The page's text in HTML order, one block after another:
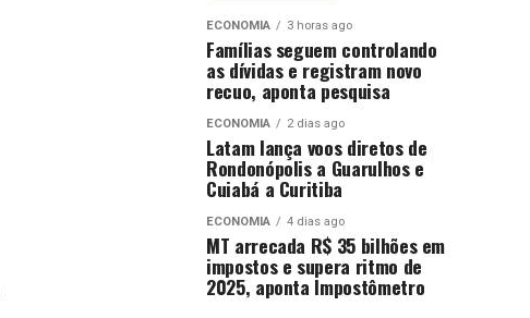
ECONOMIA 3 horas ago
Famílias seguem controlando
as dívidas e registram novo
recuo, aponta pesquisa
ECONOMIA 2 dias ago
Latam lança voos diretos de
Rondonópolis a Guarulhos e
Cuiabá a Curitiba
ECONOMIA 4 dias ago
MT arrecada R$ 35 bilhões em
impostos e supera ritmo de
2025, aponta Impostômetro